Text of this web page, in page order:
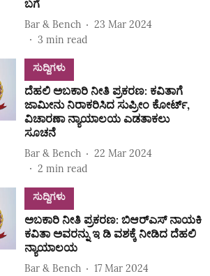
ಬಗೆ
Bar & Bench
23 Mar 2024
3 min read
ಸುದ್ದಿಗಳು
ದೆಹಲಿ ಅಬಕಾರಿ ನೀತಿ ಪ್ರಕರಣ: ಕವಿತಾಗೆ
ಜಾಮೀನು ನಿರಾಕರಿಸಿದ ಸುಪ್ರೀಂ ಕೋರ್ಟ್,
ವಿಚಾರಣಾ ನ್ಯಾಯಾಲಯ ಎಡತಾಕಲು
ಸೂಚನೆ
Bar & Bench
22 Mar 2024
2 min read
ಸುದ್ದಿಗಳು
ಅಬಕಾರಿ ನೀತಿ ಪ್ರಕರಣ: ಬಿಆರ್‌ಎಸ್‌ ನಾಯಕಿ
ಕವಿತಾ ಅವರನ್ನು ಇ ಡಿ ವಶಕ್ಕೆ ನೀಡಿದ ದೆಹಲಿ
ನ್ಯಾಯಾಲಯ
Bar & Bench
17 Mar 2024